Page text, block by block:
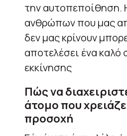
την αυτοπεποίθηση.
ανθρώπων που μας
δεν μας κρίνουν
αποτελέσει ένα καλό
εκκίνησης
Πώς να
άτομο που
προσοχή